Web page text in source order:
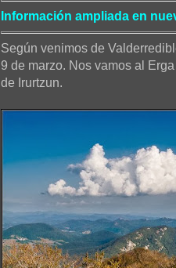
Información ampliada en
Según venimos de
9 de marzo. Nos vamos al
de Irurtzun.